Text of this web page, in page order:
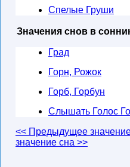
Спелые Груши
Значения снов в
Град
Горн, Рожок
Горб, Горбун
Слышать Голос
<< Предыдущее
значение сна >>